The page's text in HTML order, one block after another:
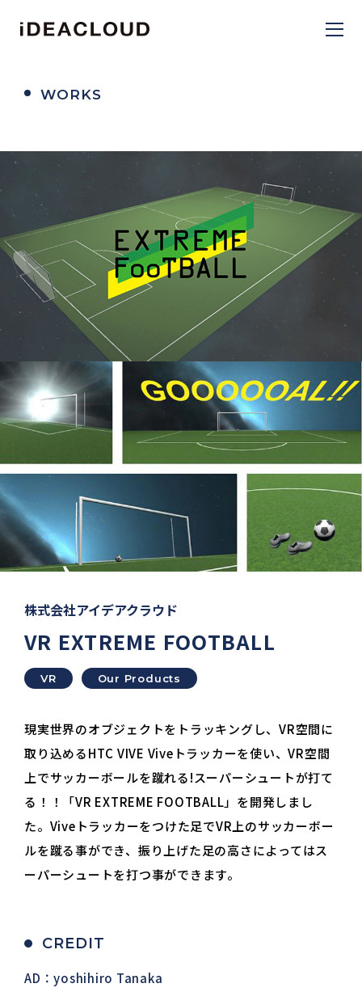
WORKS
株式会社アイデアクラウド
VR EXTREME FOOTBALL
VR Our Products
現実世界のオブジェクトをトラッキングし、VR空間に
取り込めるHTC VIVE Viveトラッカーを使い、VR空間
上でサッカーボールを蹴れる!スーパーシュートが打て
る！！「VR EXTREME FOOTBALL」を開発しまし
た。Viveトラッカーをつけた足でVR上のサッカーボー
ルを蹴る事ができ、振り上げた足の高さによってはス
ーパーシュートを打つ事ができます。
CREDIT
AD：yoshihiro Tanaka